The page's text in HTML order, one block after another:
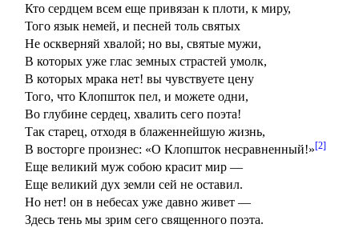
Кто сердцем всем еще привязан к плоти, к миру,
Того язык немей, и песней толь святых
Не оскверняй хвалой; но вы, святые мужи,
В которых уже глас земных страстей умолк,
В которых мрака нет! вы чувствуете цену
Того, что Клопшток пел, и можете одни,
Во глубине сердец, хвалить сего поэта!
Так старец, отходя в блаженнейшую жизнь,
В восторге произнес: «О Клопшток несравненный!»[2]
Еще великий муж собою красит мир —
Еще великий дух земли сей не оставил.
Но нет! он в небесах уже давно живет —
Здесь тень мы зрим сего священного поэта.